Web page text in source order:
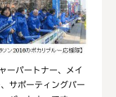
ーパートナー、メイ
サポーティングパー